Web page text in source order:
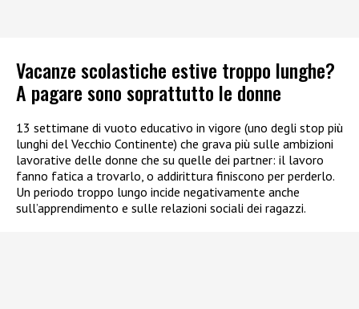
Vacanze scolastiche estive troppo lunghe?
A pagare sono soprattutto le donne
13 settimane di vuoto educativo in vigore (uno degli stop più
lunghi del Vecchio Continente) che grava più sulle ambizioni
lavorative delle donne che su quelle dei partner: il lavoro
fanno fatica a trovarlo, o addirittura finiscono per perderlo.
Un periodo troppo lungo incide negativamente anche
sull’apprendimento e sulle relazioni sociali dei ragazzi.